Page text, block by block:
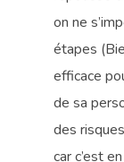
on ne
étapes
efficace
de sa
des
car c’est